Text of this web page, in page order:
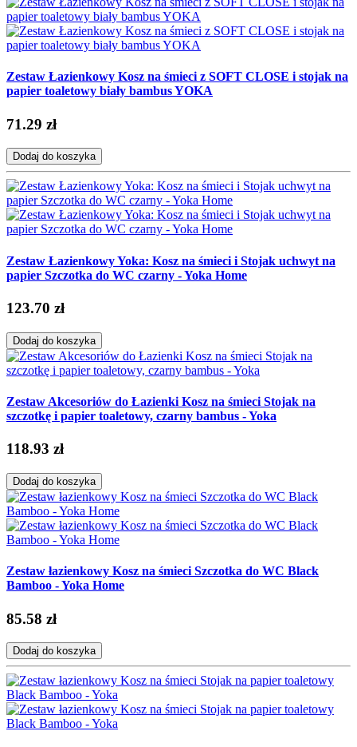
Zestaw Łazienkowy Kosz na śmieci z SOFT CLOSE i stojak na
papier toaletowy biały bambus YOKA
71.29 zł
Dodaj do koszyka
Zestaw Łazienkowy Yoka: Kosz na śmieci i Stojak uchwyt na
papier Szczotka do WC czarny - Yoka Home
123.70 zł
Dodaj do koszyka
Zestaw Akcesoriów do Łazienki Kosz na śmieci Stojak na
szczotkę i papier toaletowy, czarny bambus - Yoka
118.93 zł
Dodaj do koszyka
Zestaw łazienkowy Kosz na śmieci Szczotka do WC Black
Bamboo - Yoka Home
85.58 zł
Dodaj do koszyka